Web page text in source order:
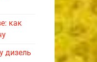
как
дизель